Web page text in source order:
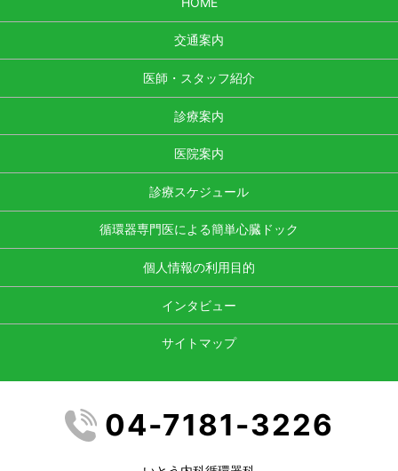
交通案内
医師・スタッフ紹介
診療案内
医院案内
診療スケジュール
循環器専門医による簡単心臓ドック
個人情報の利用目的
インタビュー
サイトマップ
04-7181-3226